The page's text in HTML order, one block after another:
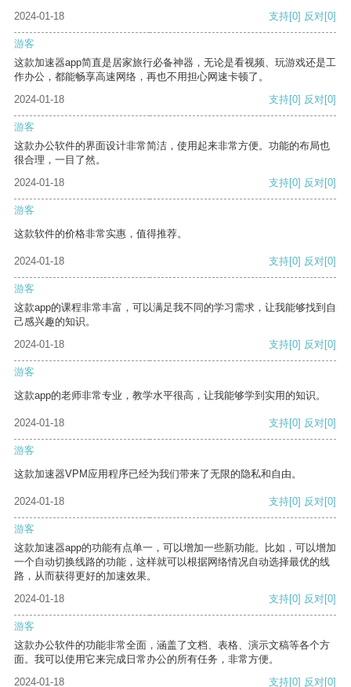
2024-01-18 支持[0] 反对[0]
游客
这款加速器app简直是居家旅行必备神器，无论是看视频、玩游戏还是工
作办公，都能畅享高速网络，再也不用担心网速卡顿了。
2024-01-18
支持[0] 反对[0]
游客
这款办公软件的界面设计非常简洁，使用起来非常方便。功能的布局也
很合理，一目了然。
2024-01-18
支持[0] 反对[0]
游客
这款软件的价格非常实惠，值得推荐。
2024-01-18 支持[0] 反对[0]
游客
这款app的课程非常丰富，可以满足我不同的学习需求，让我能够找到自
己感兴趣的知识。
2024-01-18
支持[0] 反对[0]
游客
这款app的老师非常专业，教学水平很高，让我能够学到实用的知识。
2024-01-18 支持[0] 反对[0]
游客
这款加速器VPM应用程序已经为我们带来了无限的隐私和自由。
2024-01-18 支持[0] 反对[0]
游客
这款加速器app的功能有点单一，可以增加一些新功能。比如，可以增加
一个自动切换线路的功能，这样就可以根据网络情况自动选择最优的线
路，从而获得更好的加速效果。
2024-01-18
支持[0] 反对[0]
游客
这款办公软件的功能非常全面，涵盖了文档、表格、演示文稿等各个方
面。我可以使用它来完成日常办公的所有任务，非常方便。
2024-01-18
支持[0] 反对[0]